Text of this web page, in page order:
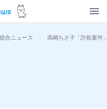
合ニュース > 高嶋ちさ子「詐欺案件